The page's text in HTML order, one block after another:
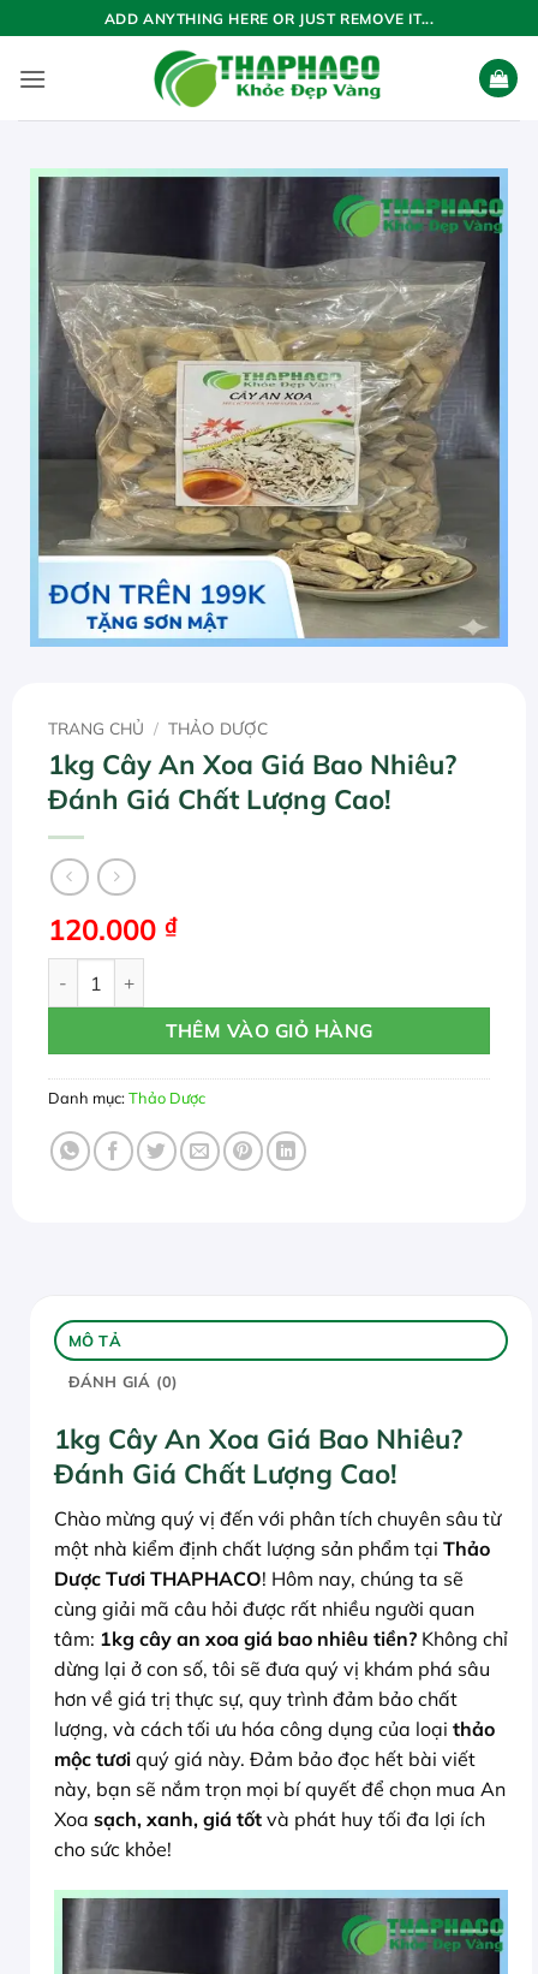
qua
nội
ADD ANYTHING HERE OR JUST REMOVE IT...
TRANG CHỦ / THẢO DƯỢC
1kg Cây An Xoa Giá Bao Nhiêu?
Đánh Giá Chất Lượng Cao!
120.000 ₫
THÊM VÀO GIỎ HÀNG
Danh mục:Thảo Dược
MÔ TẢ
ĐÁNH GIÁ (0)
1kg Cây An Xoa Giá Bao Nhiêu?
Đánh Giá Chất Lượng Cao!
Chào mừng quý vị đến với phân tích chuyên sâu từ
một nhà kiểm định chất lượng sản phẩm tại Thảo
Dược Tươi THAPHACO! Hôm nay, chúng ta sẽ
cùng giải mã câu hỏi được rất nhiều người quan
tâm: 1kg cây an xoa giá bao nhiêu tiền? Không chỉ
dừng lại ở con số, tôi sẽ đưa quý vị khám phá sâu
hơn về giá trị thực sự, quy trình đảm bảo chất
lượng, và cách tối ưu hóa công dụng của loại thảo
mộc tươi quý giá này. Đảm bảo đọc hết bài viết
này, bạn sẽ nắm trọn mọi bí quyết để chọn mua An
Xoa sạch, xanh, giá tốt và phát huy tối đa lợi ích
cho sức khỏe!